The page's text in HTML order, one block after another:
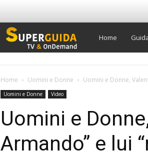
Super
Home
Home Uomini e Donne Uomini e Donne,
Uomini e Donne Video
Uomini e
Armando” e lui